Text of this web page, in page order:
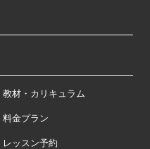
教材・カリキュラム
料金プラン
レッスン予約